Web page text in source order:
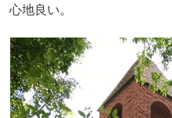
心地良い。